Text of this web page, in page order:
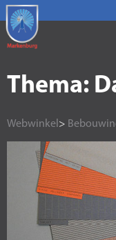
Thema:
Webwinkel >